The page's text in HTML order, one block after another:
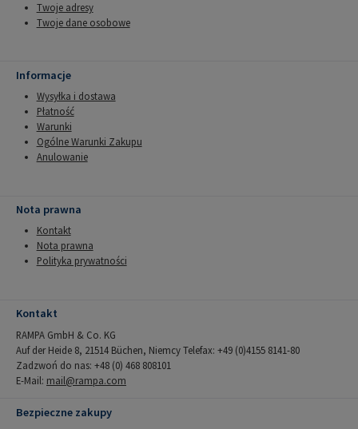
Twoje adresy
Twoje dane osobowe
Informacje
Wysyłka i dostawa
Płatność
Warunki
Ogólne Warunki Zakupu
Anulowanie
Nota prawna
Kontakt
Nota prawna
Polityka prywatności
Kontakt
RAMPA GmbH & Co. KG
Auf der Heide 8, 21514 Büchen, Niemcy Telefax: +49 (0)4155 8141-80
Zadzwoń do nas: +48 (0) 468 808101
E-Mail: mail@rampa.com
Bezpieczne zakupy